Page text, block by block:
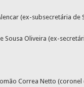
(ex-subsecretária de
Sousa Oliveira (ex-
Correa Netto (coronel